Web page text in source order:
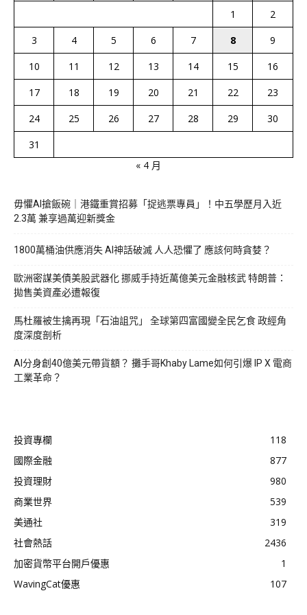
1
2
3
4 5 6 7 8
9
10
11 12 13 14 15
16
17
18 19 20 21 22
23
24
25 26 27 28 29
30
31
« 4 月
毋懼AI搶飯碗｜港鐵重賞招募「捉逃票專員」！中五學歷月入近
2.3萬 兼享過萬迎新獎金
1800萬桶油供應消失 AI神話破滅 人人恐懼了 應該何時貪婪？
歐洲密謀美債美股武器化 挪威手持近萬億美元金融核武 特朗普：
拋售美資產必遭報復
馬杜羅被生擒再現「石油詛咒」 全球第四富國變全民乞食 政經角
度深度剖析
AI分身創40億美元帶貨額？ 攤手哥Khaby Lame如何引爆 IP X 電商
工業革命？
投資專欄
118
國際金融
877
投資理財
980
商業世界
539
美通社
319
社會熱話
2436
加密貨幣平台開戶優惠
1
WavingCat優惠
107